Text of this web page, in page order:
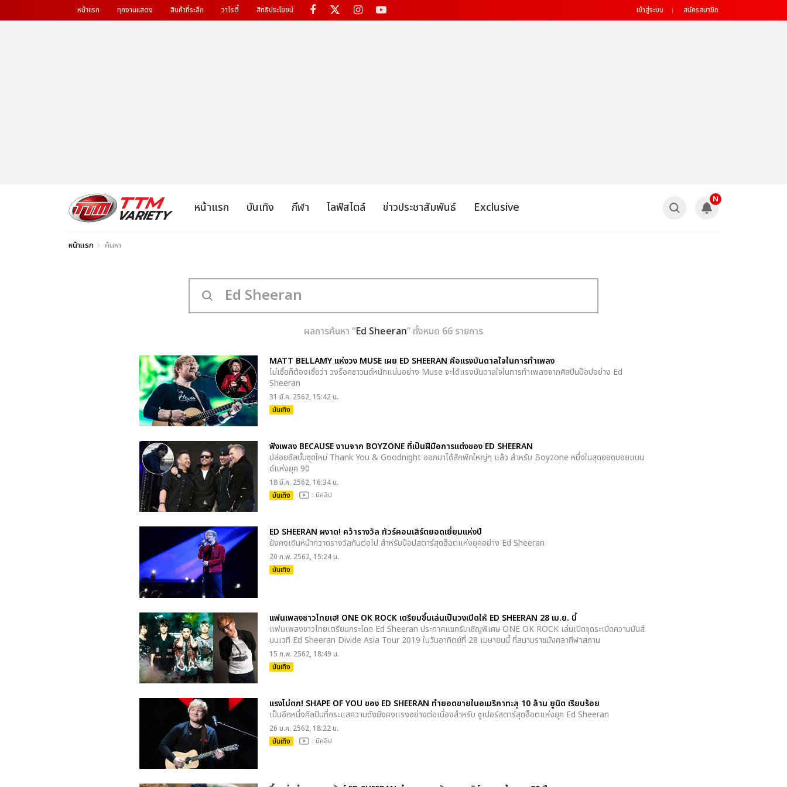
หน้าแรก ทุกงานแสดง สินค้าที่ระลึก วาไรตี้ สิทธิประโยชน์ เข้าสู่ระบบ สมัครสมาชิก
หน้าแรก บันเทิง กีฬา ไลฟ์สไตล์ ข่าวประชาสัมพันธ์ Exclusive
N
หน้าแรก ค้นหา
ผลการค้นหา “Ed Sheeran” ทั้งหมด 66 รายการ
MATT BELLAMY แห่งวง MUSE เผย ED SHEERAN คือแรงบันดาลใจในการทำเพลง
ไม่เชื่อก็ต้องเชื่อว่า วงร็อคซาวนด์หนักแน่นอย่าง Muse จะได้แรงบันดาลใจในการทำเพลงจากศิลปินป๊อปอย่าง Ed
Sheeran
31 มี.ค. 2562, 15:42 น.
บันเทิง
ฟังเพลง BECAUSE งานจาก BOYZONE ที่เป็นฝีมือการแต่งของ ED SHEERAN
ปล่อยอัลบั้มชุดใหม่ Thank You & Goodnight ออกมาได้สักพักใหญ่ๆ แล้ว สำหรับ Boyzone หนึ่งในสุดยอดบอยแบน
ด์แห่งยุค 90
18 มี.ค. 2562, 16:34 น.
บันเทิง
: มีคลิป
ED SHEERAN ผงาด! คว้ารางวัล ทัวร์คอนเสิร์ตยอดเยี่ยมแห่งปี
ยังคงเดินหน้ากวาดรางวัลกันต่อไป สำหรับป๊อปสตาร์สุดฮ็อตแห่งยุคอย่าง Ed Sheeran
20 ก.พ. 2562, 15:24 น.
บันเทิง
แฟนเพลงชาวไทยเฮ! ONE OK ROCK เตรียมขึ้นเล่นเป็นวงเปิดให้ ED SHEERAN 28 เม.ย. นี้
แฟนเพลงชาวไทยเตรียมกระโดด Ed Sheeran ประกาศแขกรับเชิญพิเศษ ONE OK ROCK เล่นเปิดจุดระเบิดความมันส์
บนเวที Ed Sheeran Divide Asia Tour 2019 ในวันอาทิตย์ที่ 28 เมษายนนี้ ที่สนามราชมังคลากีฬาสถาน
15 ก.พ. 2562, 18:49 น.
บันเทิง
แรงไม่ตก! SHAPE OF YOU ของ ED SHEERAN ทำยอดขายในอเมริกาทะลุ 10 ล้าน ยูนิต เรียบร้อย
เป็นอีกหนึ่งศิลปินที่กระแสความดังยังคงแรงอย่างต่อเนื่องสำหรับ ซูเปอร์สตาร์สุดฮ็อตแห่งยุค Ed Sheeran
26 ม.ค. 2562, 18:22 น.
บันเทิง
: มีคลิป